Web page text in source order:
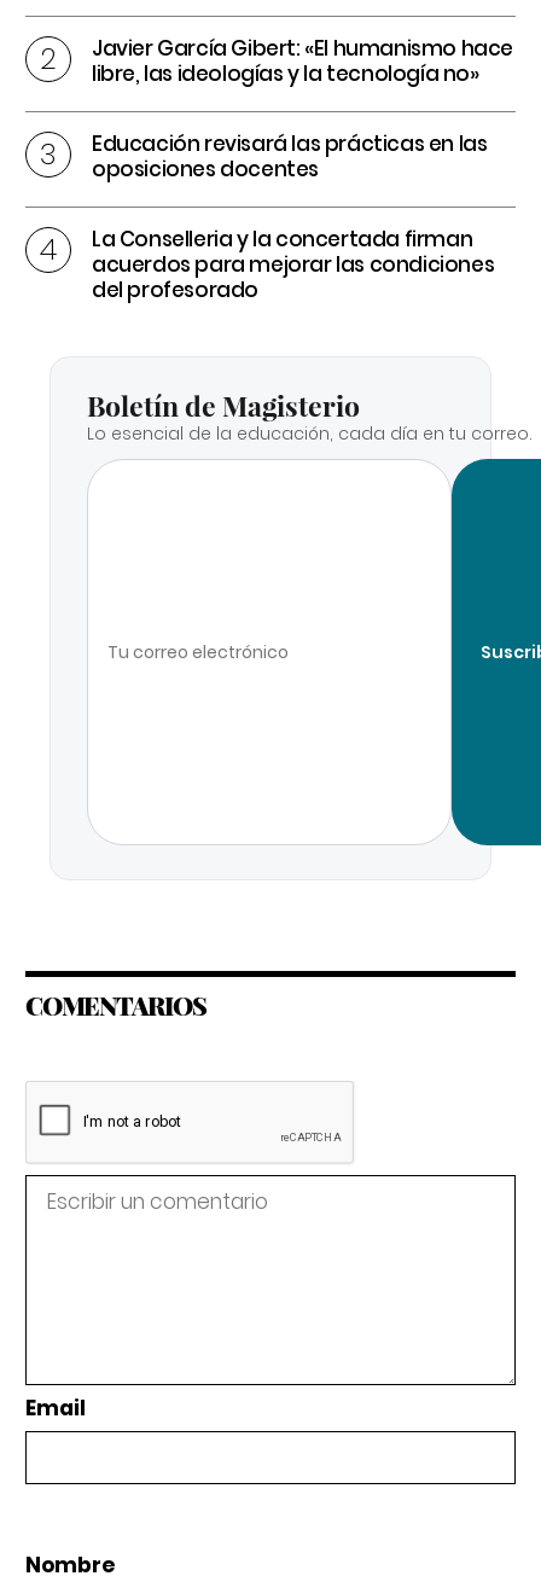
Javier García Gibert: «El humanismo hace
libre, las ideologías y la tecnología no»
Educación revisará las prácticas en las
oposiciones docentes
La Conselleria y la concertada firman
acuerdos para mejorar las condiciones
del profesorado
Boletín de Magisterio
Lo esencial de la educación, cada día en tu correo.
COMENTARIOS
Email
Nombre